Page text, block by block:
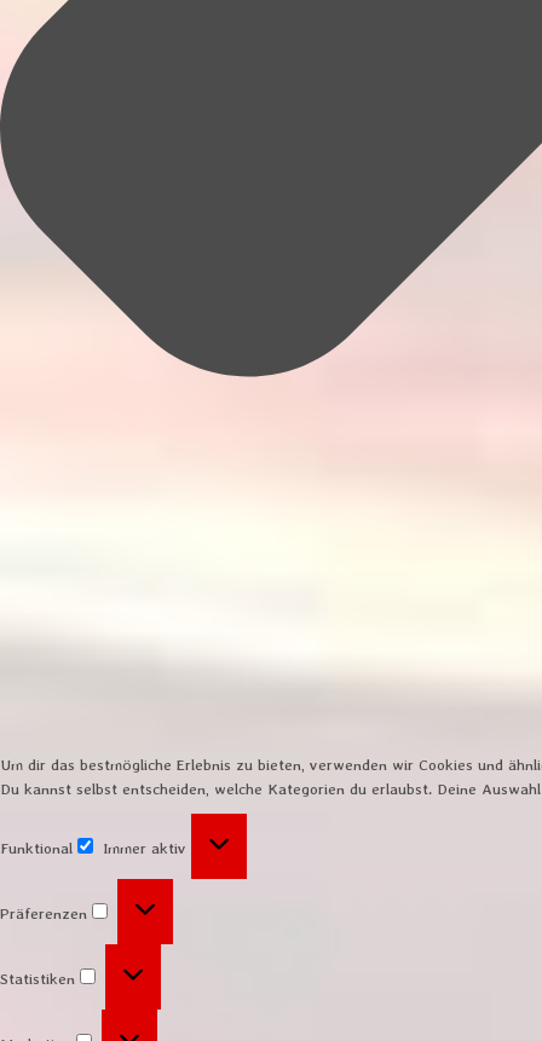
Um dir das bestmögliche Erlebnis zu bieten, verwenden wir Cookies und
Du kannst selbst entscheiden, welche Kategorien du erlaubst. Deine
Funktional
Funktional
Immer aktiv
Präferenzen
Statistiken